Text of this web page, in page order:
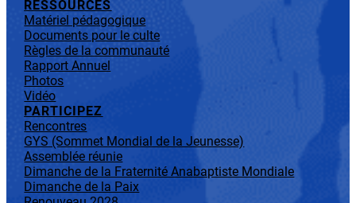
RESSOURCES
Matériel pédagogique
Documents pour le culte
Règles de la communauté
Rapport Annuel
Photos
Vidéo
PARTICIPEZ
Rencontres
GYS (Sommet Mondial de la Jeunesse)
Assemblée réunie
Dimanche de la Fraternité Anabaptiste Mondiale
Dimanche de la Paix